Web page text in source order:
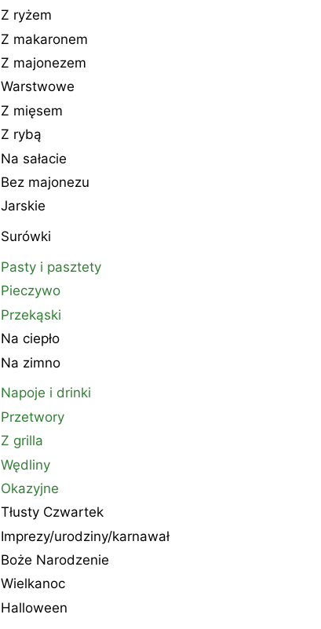
Z ryżem
Z makaronem
Z majonezem
Warstwowe
Z mięsem
Z rybą
Na sałacie
Bez majonezu
Jarskie
Surówki
Pasty i pasztety
Pieczywo
Przekąski
Na ciepło
Na zimno
Napoje i drinki
Przetwory
Z grilla
Wędliny
Okazyjne
Tłusty Czwartek
Imprezy/urodziny/karnawał
Boże Narodzenie
Wielkanoc
Halloween